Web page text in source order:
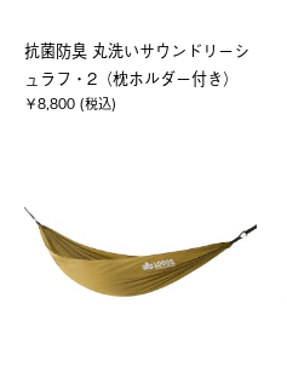
抗菌防臭 丸洗いサウンドリーシ
ュラフ・2（枕ホルダー付き）
￥8,800 (税込)